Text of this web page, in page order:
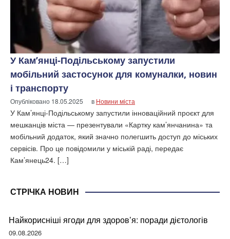
У Кам’янці-Подільському запустили
мобільний застосунок для комуналки, новин
і транспорту
Опубліковано 18.05.2025 в Новини міста
У Кам’янці-Подільському запустили інноваційний проєкт для
мешканців міста — презентували «Картку кам’янчанина» та
мобільний додаток, який значно полегшить доступ до міських
сервісів. Про це повідомили у міській раді, передає
Кам’янець24. […]
СТРІЧКА НОВИН
Найкорисніші ягоди для здоров’я: поради дієтологів
09.08.2026